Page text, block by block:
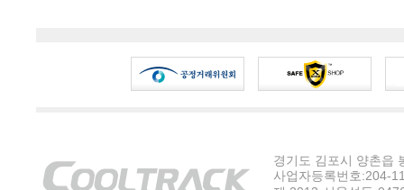
경기도 김포시 양촌읍
사업자등록번호:204-